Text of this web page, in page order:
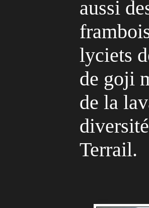
aussi
lyciets
de goji
de la
Terrail.